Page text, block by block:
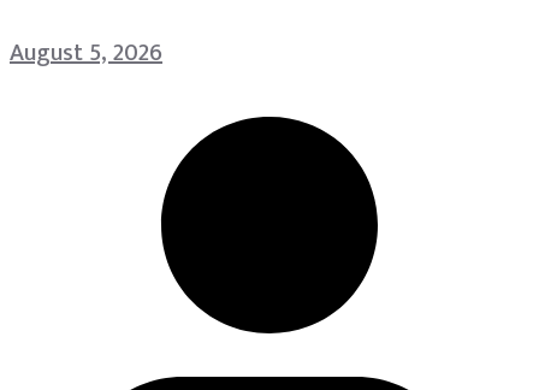
August 5, 2026